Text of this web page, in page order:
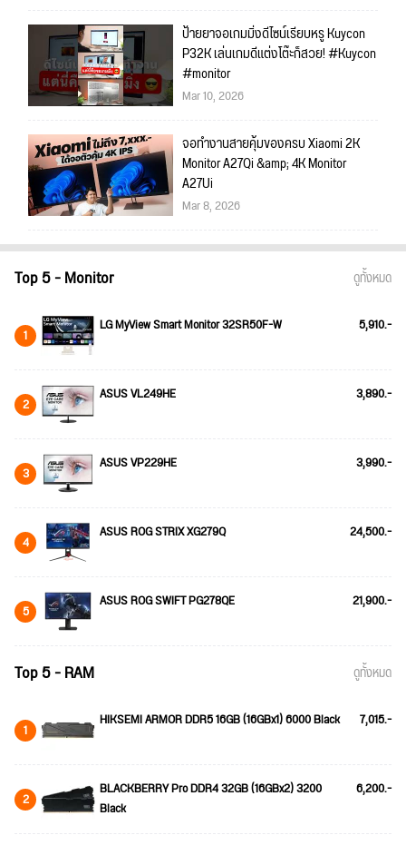
ป้ายยาจอเกมมิ่งดีไซน์เรียบหรู Kuycon
P32K เล่นเกมดีแต่งโต๊ะก็สวย! #Kuycon
#monitor
Mar 10, 2026
จอทำงานสายคุ้มของครบ Xiaomi 2K
Monitor A27Qi &amp; 4K Monitor
A27Ui
Mar 8, 2026
Top 5 - Monitor ดูทั้งหมด
1 LG MyView Smart Monitor 32SR50F-W 5,910.-
2 ASUS VL249HE 3,890.-
3 ASUS VP229HE 3,990.-
4 ASUS ROG STRIX XG279Q 24,500.-
5 ASUS ROG SWIFT PG278QE 21,900.-
Top 5 - RAM ดูทั้งหมด
1 HIKSEMI ARMOR DDR5 16GB (16GBx1) 6000 Black 7,015.-
2
BLACKBERRY Pro DDR4 32GB (16GBx2) 3200
Black
6,200.-